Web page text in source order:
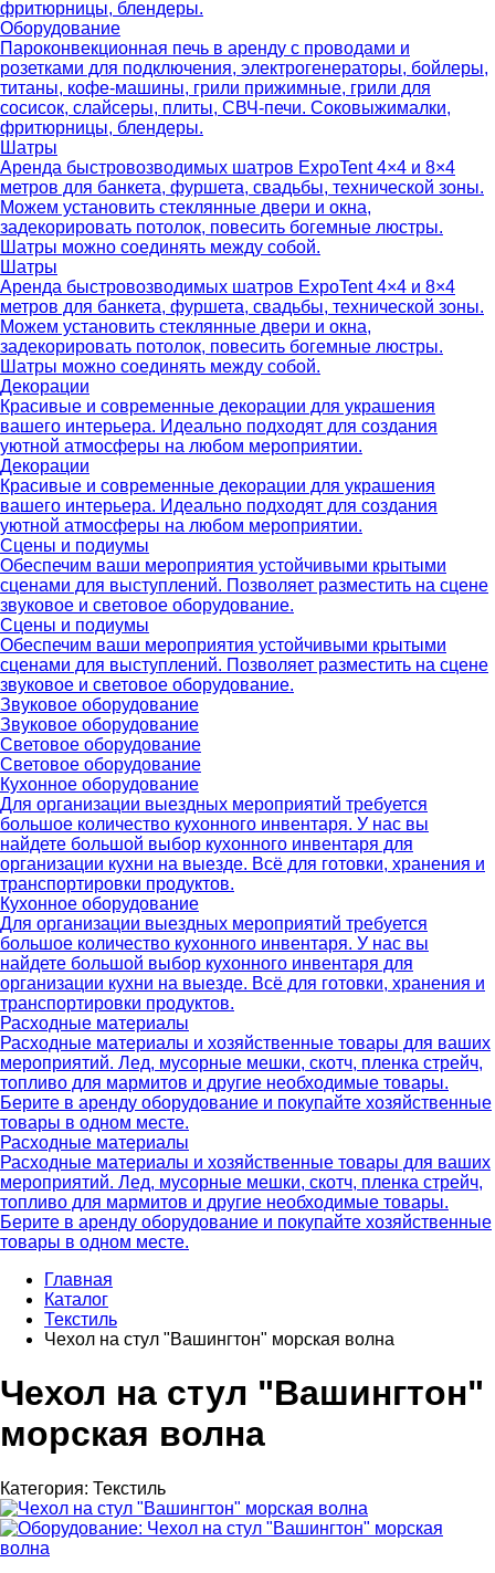
фритюрницы, блендеры.
Оборудование
Пароконвекционная печь в аренду с проводами и
розетками для подключения, электрогенераторы, бойлеры,
титаны, кофе-машины, грили прижимные, грили для
сосисок, слайсеры, плиты, СВЧ-печи. Соковыжималки,
фритюрницы, блендеры.
Шатры
Аренда быстровозводимых шатров ExpoTent 4×4 и 8×4
метров для банкета, фуршета, свадьбы, технической зоны.
Можем установить стеклянные двери и окна,
задекорировать потолок, повесить богемные люстры.
Шатры можно соединять между собой.
Шатры
Аренда быстровозводимых шатров ExpoTent 4×4 и 8×4
метров для банкета, фуршета, свадьбы, технической зоны.
Можем установить стеклянные двери и окна,
задекорировать потолок, повесить богемные люстры.
Шатры можно соединять между собой.
Декорации
Красивые и современные декорации для украшения
вашего интерьера. Идеально подходят для создания
уютной атмосферы на любом мероприятии.
Декорации
Красивые и современные декорации для украшения
вашего интерьера. Идеально подходят для создания
уютной атмосферы на любом мероприятии.
Сцены и подиумы
Обеспечим ваши мероприятия устойчивыми крытыми
сценами для выступлений. Позволяет разместить на сцене
звуковое и световое оборудование.
Сцены и подиумы
Обеспечим ваши мероприятия устойчивыми крытыми
сценами для выступлений. Позволяет разместить на сцене
звуковое и световое оборудование.
Звуковое оборудование
Звуковое оборудование
Световое оборудование
Световое оборудование
Кухонное оборудование
Для организации выездных мероприятий требуется
большое количество кухонного инвентаря. У нас вы
найдете большой выбор кухонного инвентаря для
организации кухни на выезде. Всё для готовки, хранения и
транспортировки продуктов.
Кухонное оборудование
Для организации выездных мероприятий требуется
большое количество кухонного инвентаря. У нас вы
найдете большой выбор кухонного инвентаря для
организации кухни на выезде. Всё для готовки, хранения и
транспортировки продуктов.
Расходные материалы
Расходные материалы и хозяйственные товары для ваших
мероприятий. Лед, мусорные мешки, скотч, пленка стрейч,
топливо для мармитов и другие необходимые товары.
Берите в аренду оборудование и покупайте хозяйственные
товары в одном месте.
Расходные материалы
Расходные материалы и хозяйственные товары для ваших
мероприятий. Лед, мусорные мешки, скотч, пленка стрейч,
топливо для мармитов и другие необходимые товары.
Берите в аренду оборудование и покупайте хозяйственные
товары в одном месте.
Главная
Каталог
Текстиль
Чехол на стул "Вашингтон" морская волна
Чехол на стул "Вашингтон"
морская волна
Категория: Текстиль